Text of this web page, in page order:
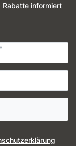
informiert